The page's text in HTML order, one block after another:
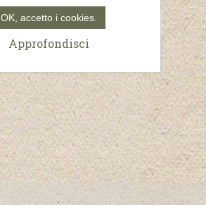
OK, accetto i cookies.
Approfondisci